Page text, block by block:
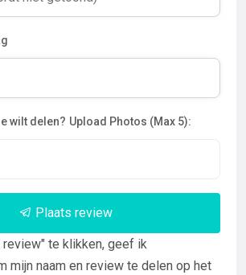
wilt delen? Upload Photos (Max 5):
Plaats review
review" te klikken, geef ik
mijn naam en review te delen op het